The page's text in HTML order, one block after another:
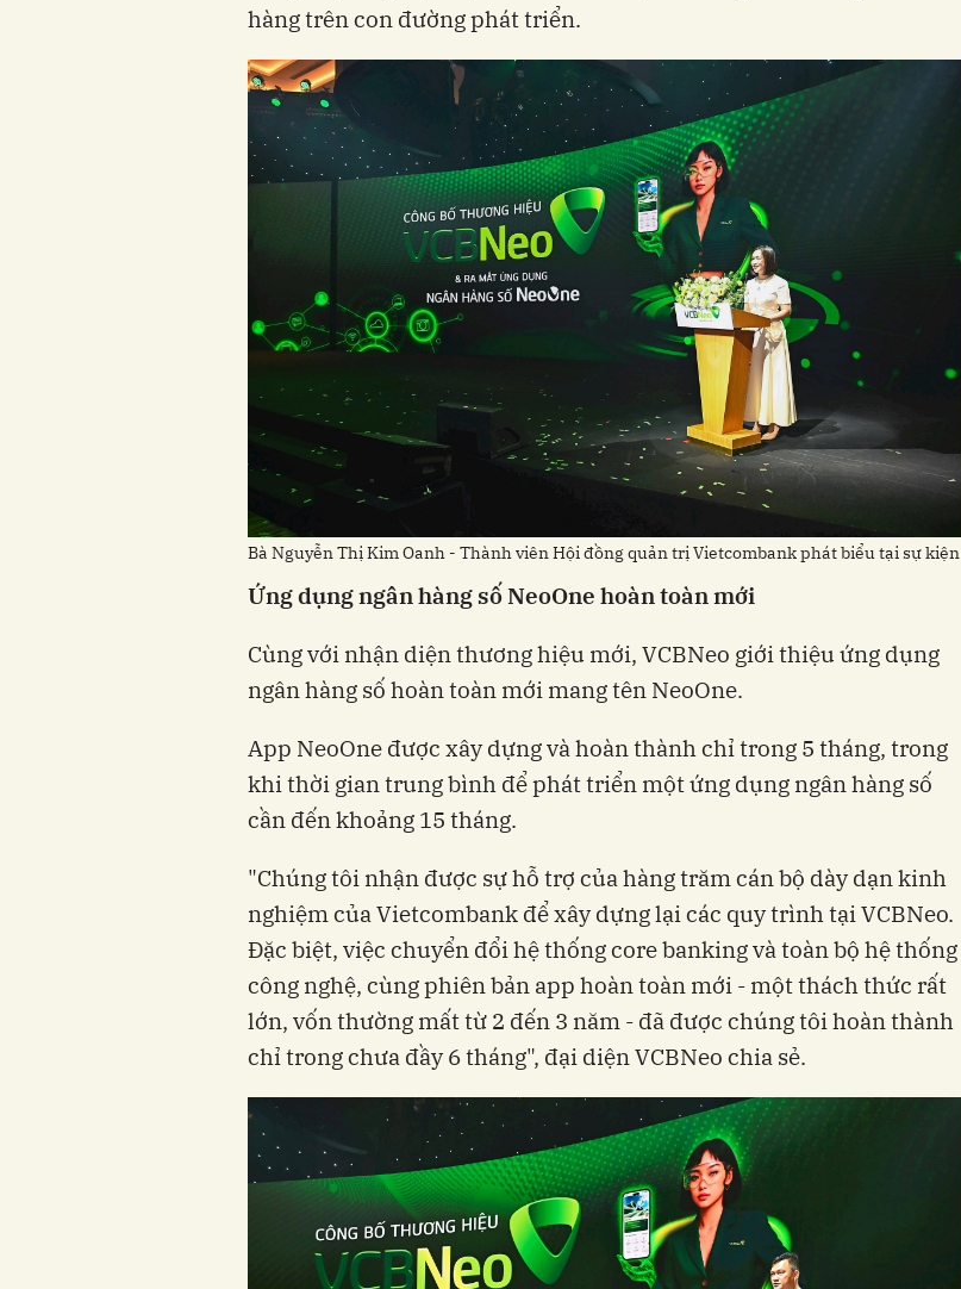
hàng trên con đường phát triển.
Bà Nguyễn Thị Kim Oanh - Thành viên Hội đồng quản trị Vietcombank phát biểu tại sự kiện
Ứng dụng ngân hàng số NeoOne hoàn toàn mới
Cùng với nhận diện thương hiệu mới, VCBNeo giới thiệu ứng dụng
ngân hàng số hoàn toàn mới mang tên NeoOne.
App NeoOne được xây dựng và hoàn thành chỉ trong 5 tháng, trong
khi thời gian trung bình để phát triển một ứng dụng ngân hàng số
cần đến khoảng 15 tháng.
"Chúng tôi nhận được sự hỗ trợ của hàng trăm cán bộ dày dạn kinh
nghiệm của Vietcombank để xây dựng lại các quy trình tại VCBNeo.
Đặc biệt, việc chuyển đổi hệ thống core banking và toàn bộ hệ thống
công nghệ, cùng phiên bản app hoàn toàn mới - một thách thức rất
lớn, vốn thường mất từ 2 đến 3 năm - đã được chúng tôi hoàn thành
chỉ trong chưa đầy 6 tháng", đại diện VCBNeo chia sẻ.